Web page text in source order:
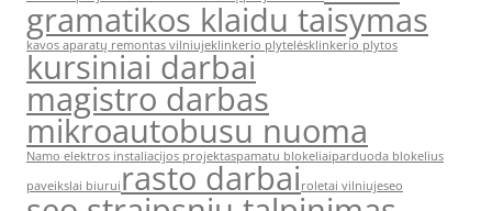
gramatikos klaidu taisymas
kavos aparatų remontas vilniujeklinkerio plytelėsklinkerio plytos
kursiniai darbai
magistro darbas
mikroautobusu nuoma
Namo elektros instaliacijos projektaspamatu blokeliaiparduoda blokelius
paveikslai biurui rasto darbai roletai vilniujeseo